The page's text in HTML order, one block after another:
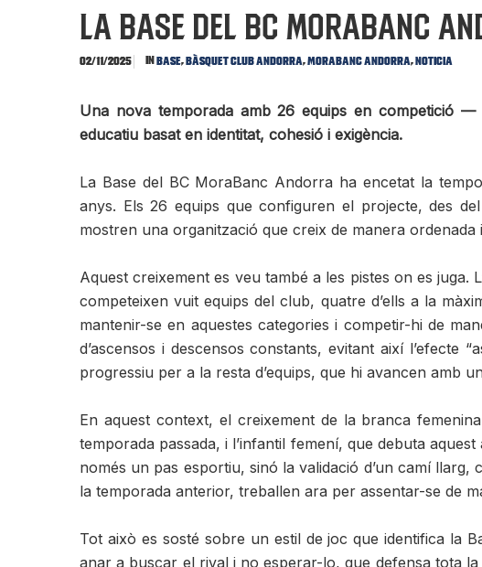
La Base del BC MoraBanc
02/11/2025 InBase,Bàsquet Club Andorra,MoraBanc Andorra,Noticia
Una nova temporada amb 26 equips en competició
educatiu basat en identitat, cohesió i exigència.
La Base del BC MoraBanc Andorra ha encetat la
anys. Els 26 equips que configuren el projecte, des
mostren una organització que creix de manera
Aquest creixement es veu també a les pistes on es
competeixen vuit equips del club, quatre d’ells a la
mantenir-se en aquestes categories i competir-hi de
d’ascensos i descensos constants, evitant així l’efecte
progressiu per a la resta d’equips, que hi avancen amb
En aquest context, el creixement de la branca
temporada passada, i l’infantil femení, que debuta
només un pas esportiu, sinó la validació d’un camí
la temporada anterior, treballen ara per assentar-se de
Tot això es sosté sobre un estil de joc que identifica la
anar a buscar el rival i no esperar-lo, que defensa tota